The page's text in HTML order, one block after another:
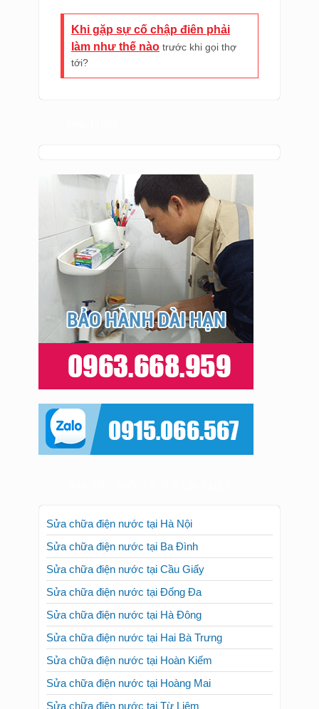
Khi gặp sự cố chập điên phải
làm như thế nào trước khi gọi thợ
tới?
Sửa chữa điện nước tại Hà Nội
Sửa chữa điện nước tại Ba Đình
Sửa chữa điện nước tại Cầu Giấy
Sửa chữa điện nước tại Đống Đa
Sửa chữa điện nước tại Hà Đông
Sửa chữa điện nước tại Hai Bà Trưng
Sửa chữa điện nước tại Hoàn Kiếm
Sửa chữa điện nước tại Hoàng Mai